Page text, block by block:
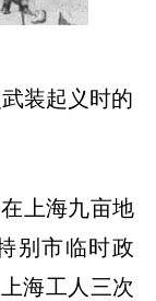
装起义时的
上海九亩地
别市临时政
海工人三次